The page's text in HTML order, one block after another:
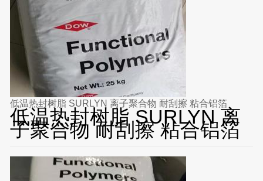
低温热封树脂 SURLYN 离子聚合物 耐刮擦 粘合铝箔
低温热封树脂 SURLYN 离
子聚合物 耐刮擦 粘合铝箔